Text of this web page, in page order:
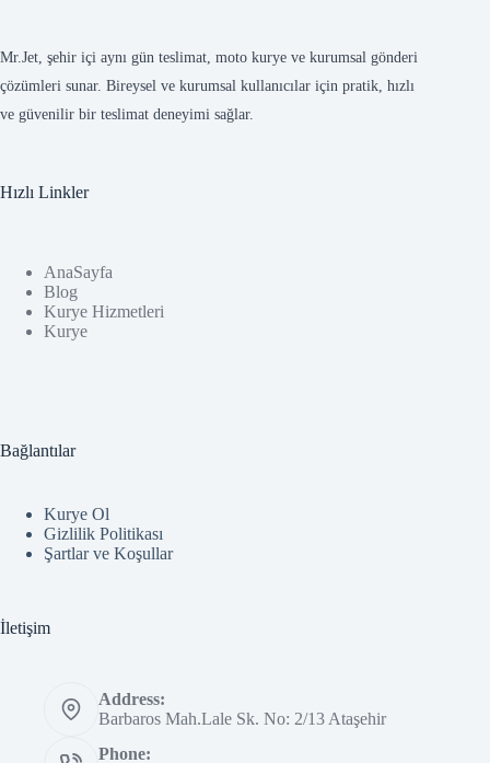
Mr.Jet, şehir içi aynı gün teslimat, moto kurye ve kurumsal gönderi
çözümleri sunar. Bireysel ve kurumsal kullanıcılar için pratik, hızlı
ve güvenilir bir teslimat deneyimi sağlar.
Hızlı Linkler
AnaSayfa
Blog
Kurye Hizmetleri
Kurye
Bağlantılar
Kurye Ol
Gizlilik Politikası
Şartlar ve Koşullar
İletişim
Address:
Barbaros Mah.Lale Sk. No: 2/13 Ataşehir
Phone: